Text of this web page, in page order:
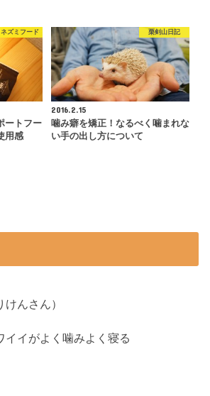
ネズミフード
ートフー
用感
栗剣山日記
2016.2.15
噛み癖を矯正！なるべく噛まれな
い手の出し方について
んさん）
イイがよく噛みよく寝る